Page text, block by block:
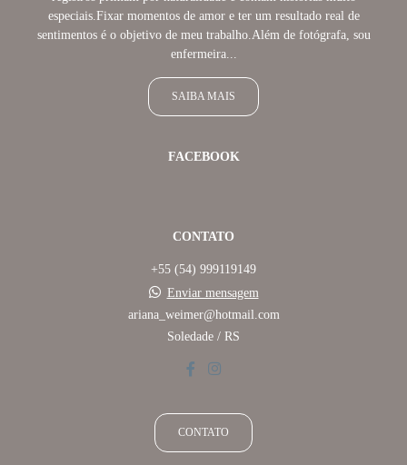
especiais.Fixar momentos de amor e ter um resultado real de
sentimentos é o objetivo de meu trabalho.Além de fotógrafa, sou
enfermeira...
SAIBA MAIS
FACEBOOK
CONTATO
+55 (54) 999119149
Enviar mensagem
ariana_weimer@hotmail.com
Soledade / RS
CONTATO